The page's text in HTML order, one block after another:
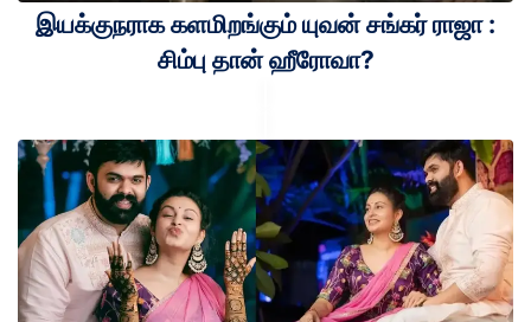
இயக்குநராக களமிறங்கும் யுவன் சங்கர் ராஜா :
சிம்பு தான் ஹீரோவா?